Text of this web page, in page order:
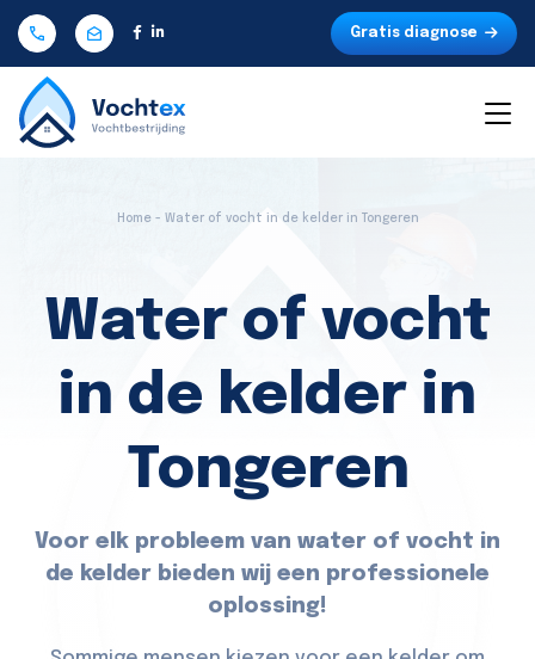
Gratis diagnose
Home - Water of vocht in de kelder in Tongeren
Water of vocht
in de kelder in
Tongeren
Voor elk probleem van water of vocht in
de kelder bieden wij een professionele
oplossing!